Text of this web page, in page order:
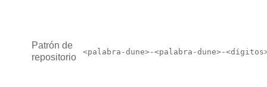
Patrón de
repositorio
<palabra-dune>-<palabra-dune>-